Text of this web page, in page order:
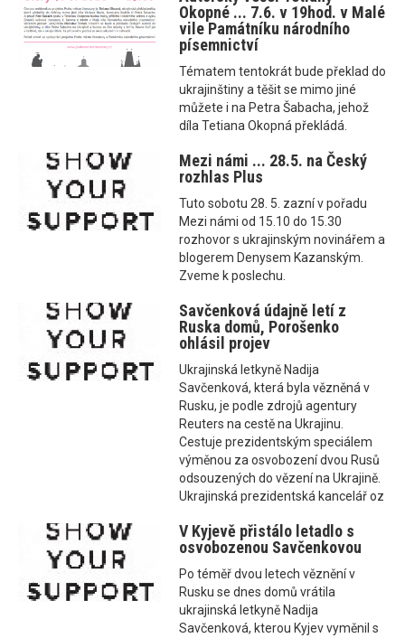
Okopné ... 7.6. v 19hod. v Malé
vile Památníku národního
písemnictví
Tématem tentokrát bude překlad do
ukrajinštiny a těšit se mimo jiné
můžete i na Petra Šabacha, jehož
díla Tetiana Okopná překládá.
Mezi námi ... 28.5. na Český
rozhlas Plus
Tuto sobotu 28. 5. zazní v pořadu
Mezi námi od 15.10 do 15.30
rozhovor s ukrajinským novinářem a
blogerem Denysem Kazanským.
Zveme k poslechu.
Savčenková údajně letí z
Ruska domů, Porošenko
ohlásil projev
Ukrajinská letkyně Nadija
Savčenková, která byla vězněná v
Rusku, je podle zdrojů agentury
Reuters na cestě na Ukrajinu.
Cestuje prezidentským speciálem
výměnou za osvobození dvou Rusů
odsouzených do vězení na Ukrajině.
Ukrajinská prezidentská kancelář oz
V Kyjevě přistálo letadlo s
osvobozenou Savčenkovou
Po téměř dvou letech věznění v
Rusku se dnes domů vrátila
ukrajinská letkyně Nadija
Savčenková, kterou Kyjev vyměnil s